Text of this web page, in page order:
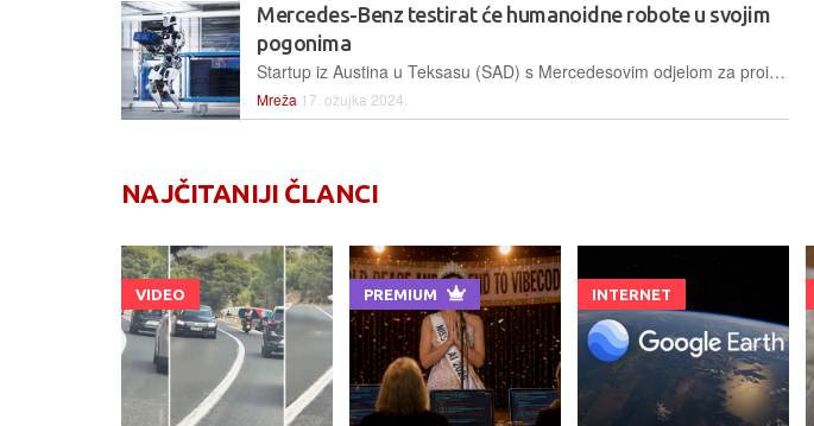
Mercedes-Benz testirat će humanoidne robote u svojim
pogonima
Startup iz Austina u Teksasu (SAD) s Mercedesovim odjelom za proizvodnju će surađivati na "identificiranju aplikacija za visoko naprednu robotiku".
Mreža 17. ožujka 2024.
NAJČITANIJI ČLANCI
VIDEO PREMIUM INTERNET